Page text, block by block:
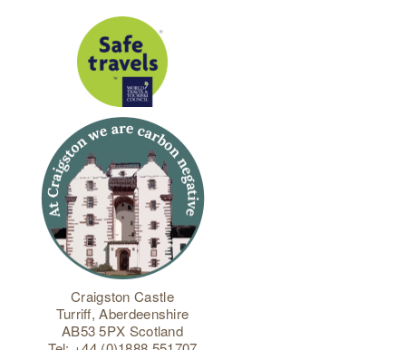
Craigston Castle
Turriff, Aberdeenshire
AB53 5PX Scotland